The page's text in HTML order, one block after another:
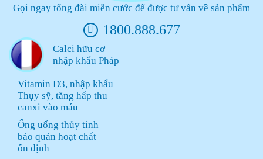
Gọi ngay tổng đài miễn cước để được tư vấn về sản phẩm
1800.888.677
Calci hữu cơ
nhập khẩu Pháp
Vitamin D3, nhập khẩu
Thụy sỹ, tăng hấp thu
canxi vào máu
Ống uống thủy tinh
bảo quản hoạt chất
ổn định